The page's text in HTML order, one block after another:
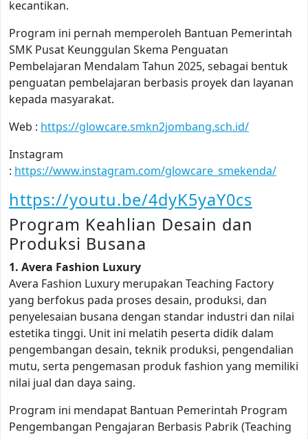
kecantikan.
Program ini pernah memperoleh Bantuan Pemerintah
SMK Pusat Keunggulan Skema Penguatan
Pembelajaran Mendalam Tahun 2025, sebagai bentuk
penguatan pembelajaran berbasis proyek dan layanan
kepada masyarakat.
Web : https://glowcare.smkn2jombang.sch.id/
Instagram
: https://www.instagram.com/glowcare_smekenda/
https://youtu.be/4dyK5yaY0cs
Program Keahlian Desain dan
Produksi Busana
1. Avera Fashion Luxury
Avera Fashion Luxury merupakan Teaching Factory
yang berfokus pada proses desain, produksi, dan
penyelesaian busana dengan standar industri dan nilai
estetika tinggi. Unit ini melatih peserta didik dalam
pengembangan desain, teknik produksi, pengendalian
mutu, serta pengemasan produk fashion yang memiliki
nilai jual dan daya saing.
Program ini mendapat Bantuan Pemerintah Program
Pengembangan Pengajaran Berbasis Pabrik (Teaching